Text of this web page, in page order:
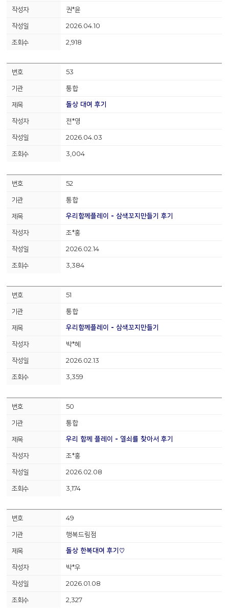
권*윤
2026.04.10
2,918
53
통합
돌상 대여 후기
전*영
2026.04.03
3,004
52
통합
우리함께플레이 - 삼색꼬지만들기 후기
조*홍
2026.02.14
3,384
51
통합
우리함께플레이 - 삼색꼬지만들기
박*혜
2026.02.13
3,359
50
통합
우리 함께 플레이 - 열쇠를 찾아서 후기
조*홍
2026.02.08
3,174
49
행복드림점
돌상 한복대여 후기♡
박*우
2026.01.08
2,327